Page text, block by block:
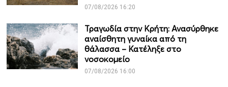
07/08/2026 16:20
Τραγωδία στην Κρήτη: Ανασύρθηκε
αναίσθητη γυναίκα από τη
θάλασσα – Κατέληξε στο
νοσοκομείο
07/08/2026 16:00